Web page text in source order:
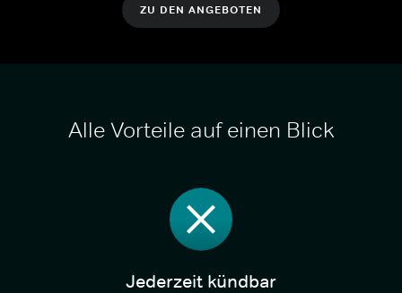
ZU DEN ANGEBOTEN
Alle Vorteile auf einen Blick
Jederzeit kündbar